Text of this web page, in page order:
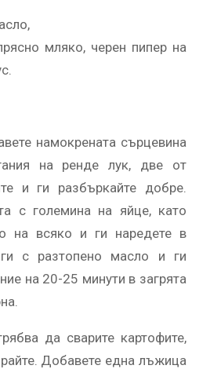
мляко, черен пипер на
намокрената сърцевина
на ренде лук, две от
и ги разбъркайте добре.
с големина на яйце, като
на всяко и ги наредете в
ги с разтопено масло и ги
на 20-25 минути в загрята
да сварите картофите,
Добавете една лъжица